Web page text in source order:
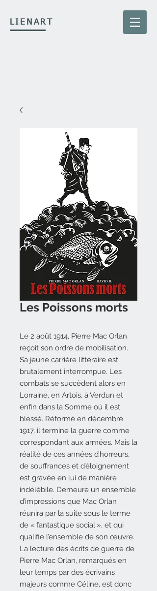
LIENART
Les Poissons morts
Le 2 août 1914, Pierre Mac Orlan
reçoit son ordre de mobilisation.
Sa jeune carrière littéraire est
brutalement interrompue. Les
combats se succèdent alors en
Lorraine, en Artois, à Verdun et
enfin dans la Somme où il est
blessé. Réformé en décembre
1917, il termine la guerre comme
correspondant aux armées. Mais la
réalité de ces années d’horreurs,
de souffrances et d’éloignement
est gravée en lui de manière
indélébile. Demeure un ensemble
d’impressions que Mac Orlan
réunira par la suite sous le terme
de « fantastique social », et qui
qualifie l’ensemble de son œuvre.
La lecture des écrits de guerre de
Pierre Mac Orlan, remarqués en
leur temps par des écrivains
majeurs comme Céline, est donc